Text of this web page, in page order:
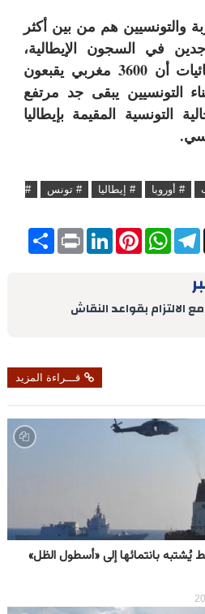
والتونسيين هم من بين أكثر
في السجون الإيطالية،
حيث تشير آخر الإحصائيات أن 3600 مغربي يقبعون
التونسيين يبقى جد مرتفع
التونسية المقيمة بإيطاليا
# أوروبا # إيطاليا # تونس
#
S
h
P
r
L
I
P
e
W
h
p
T
e
g
aالالتزام بقواعد النقاش
قـــراءة المزيد
يُشتبه بانتمائها إلى «أسطول الظل»